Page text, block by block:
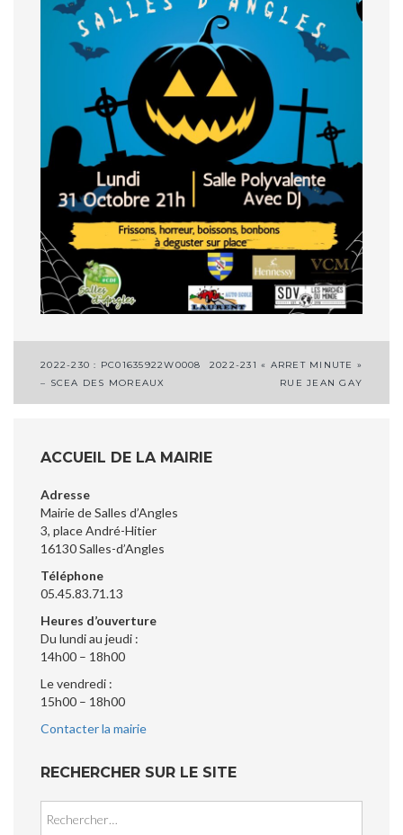
Navigation
de
2022-230 : PC01635922W0008
– SCEA DES MOREAUX
2022-231 « ARRET MINUTE »
RUE JEAN GAY
ACCUEIL DE LA MAIRIE
Adresse
Mairie de Salles d’Angles
3, place André-Hitier
16130 Salles-d’Angles
Téléphone
05.45.83.71.13
Heures d’ouverture
Du lundi au jeudi :
14h00 – 18h00
Le vendredi :
15h00 – 18h00
Contacter la mairie
RECHERCHER SUR LE SITE